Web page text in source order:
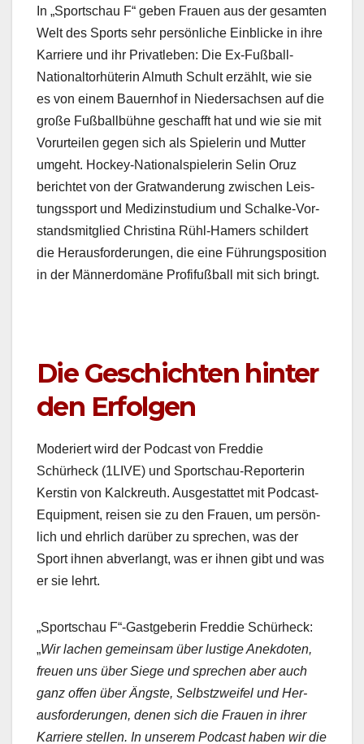
In „Sports­chau F“ geben Frauen aus der gesamten
Welt des Sports sehr per­sön­liche Ein­blicke in ihre
Kar­riere und ihr Pri­vatleben: Die Ex-Fußball-
Nation­al­torhü­terin Almuth Schult erzählt, wie sie
es von einem Bauern­hof in Nieder­sach­sen auf die
große Fußball­bühne geschafft hat und wie sie mit
Vorurteilen gegen sich als Spielerin und Mut­ter
umge­ht. Hock­ey-Nation­al­spielerin Selin Oruz
berichtet von der Grat­wan­derung zwis­chen Leis­
tungss­port und Medi­zin­studi­um und Schalke-Vor­
standsmit­glied Christi­na Rühl-Hamers schildert
die Her­aus­forderun­gen, die eine Führungspo­si­tion
in der Män­ner­domäne Profi­fußball mit sich bringt.
Die Geschichten hinter
den Erfolgen
Mod­eriert wird der Pod­cast von Fred­die
Schürheck (1LIVE) und Sports­chau-Repor­terin
Ker­stin von Kalck­reuth. Aus­ges­tat­tet mit Pod­cast-
Equip­ment, reisen sie zu den Frauen, um per­sön­
lich und ehrlich darüber zu sprechen, was der
Sport ihnen abver­langt, was er ihnen gibt und was
er sie lehrt.
„Sports­chau F“-Gastgeberin Fred­die Schürheck:
„Wir lachen gemein­sam über lustige Anek­doten,
freuen uns über Siege und sprechen aber auch
ganz offen über Äng­ste, Selb­stzweifel und Her­
aus­forderun­gen, denen sich die Frauen in ihrer
Kar­riere stellen. In unserem Pod­cast haben wir die